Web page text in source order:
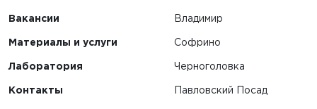
Вакансии
Материалы и услуги
Лаборатория
Контакты
Владимир
Софрино
Черноголовка
Павловский Посад